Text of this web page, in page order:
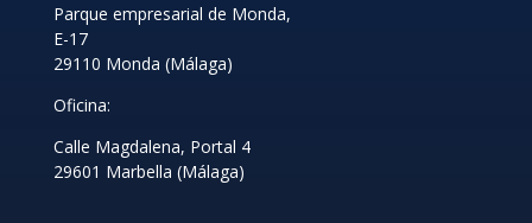
Parque empresarial de Monda,
E-17
29110 Monda (Málaga)
Oficina:
Calle Magdalena, Portal 4
29601 Marbella (Málaga)